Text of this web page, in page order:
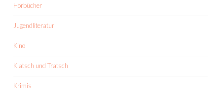
Hörbücher
Jugendliteratur
Kino
Klatsch und Tratsch
Krimis